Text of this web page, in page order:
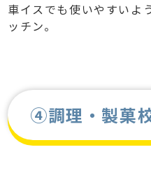
車イスでも使いやすいよ
ッチン。
④調理・製菓